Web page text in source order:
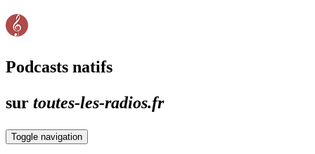
Podcasts natifs
sur toutes-les-radios.fr
Toggle navigation